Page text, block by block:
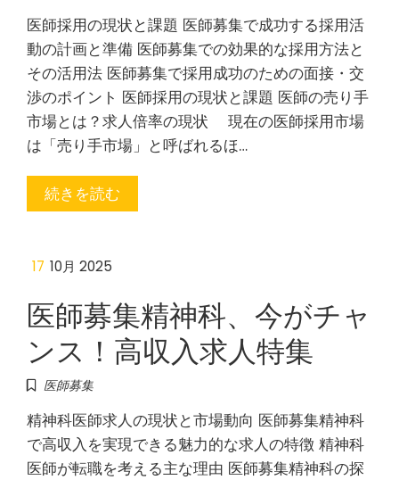
医師採用の現状と課題 医師募集で成功する採用活
動の計画と準備 医師募集での効果的な採用方法と
その活用法 医師募集で採用成功のための面接・交
渉のポイント 医師採用の現状と課題 医師の売り手
市場とは？求人倍率の現状 現在の医師採用市場
は「売り手市場」と呼ばれるほ…
続きを読む
17 10月 2025
医師募集精神科、今がチャ
ンス！高収入求人特集
医師募集
精神科医師求人の現状と市場動向 医師募集精神科
で高収入を実現できる魅力的な求人の特徴 精神科
医師が転職を考える主な理由 医師募集精神科の探